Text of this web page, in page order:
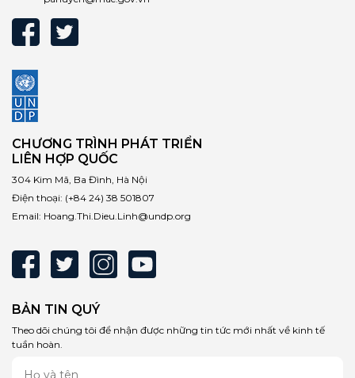
CHƯƠNG TRÌNH PHÁT TRIỂN
LIÊN HỢP QUỐC
304 Kim Mã, Ba Đình, Hà Nội
Điện thoại: (+84 24) 38 501807
Email: Hoang.Thi.Dieu.Linh@undp.org
BẢN TIN QUÝ
Theo dõi chúng tôi để nhận được những tin tức mới nhất về kinh tế
tuần hoàn.